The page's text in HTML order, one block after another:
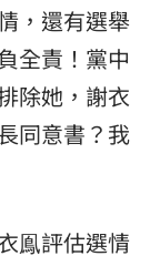
，還有選舉
全責！黨中
除她，謝衣
同意書？我
鳯評估選情